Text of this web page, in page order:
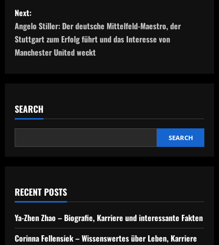
t
n
i
g
a
i
o
n
Next:
Angelo Stiller: Der deutsche Mittelfeld-Maestro, der
Stuttgart zum Erfolg führt und das Interesse von
Manchester United weckt
SEARCH
SEARCH
RECENT POSTS
Ya-Zhen Zhao – Biografie, Karriere und interessante Fakten
Corinna Fellensiek – Wissenswertes über Leben, Karriere